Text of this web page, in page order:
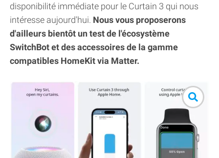
disponibilité immédiate pour le Curtain 3 qui nous
intéresse aujourd'hui. Nous vous proposerons
d'ailleurs bientôt un test de l'écosystème
SwitchBot et des accessoires de la gamme
compatibles HomeKit via Matter.